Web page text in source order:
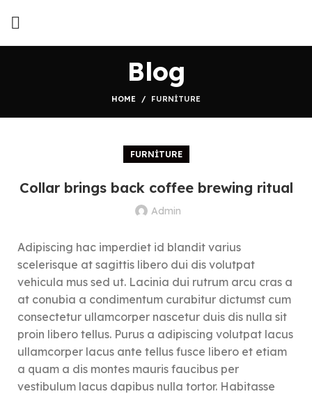
Blog
HOME FURNITURE
FURNITURE
Collar brings back coffee brewing ritual
Admin
Adipiscing hac imperdiet id blandit varius
scelerisque at sagittis libero dui dis volutpat
vehicula mus sed ut. Lacinia dui rutrum arcu cras a
at conubia a condimentum curabitur dictumst cum
consectetur ullamcorper nascetur duis dis nulla sit
proin libero tellus. Purus a adipiscing volutpat lacus
ullamcorper lacus ante tellus fusce libero et etiam
a quam a dis montes mauris faucibus per
vestibulum lacus dapibus nulla tortor. Habitasse